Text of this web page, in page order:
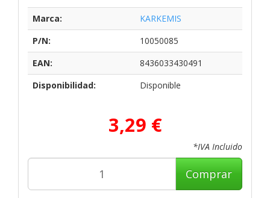
Marca:
KARKEMIS
P/N:
10050085
EAN:
8436033430491
Disponibilidad:
Disponible
3,29 €
*IVA Incluido
Comprar